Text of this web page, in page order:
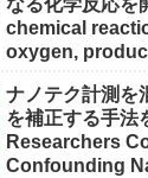
なる化学反応を
chemical
oxygen,
ナノテク計測を
を補正する手法
Researchers
Confounding